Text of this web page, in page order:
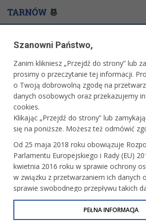
GALERIA - SPORT 2013
Otwarte mistrzostwa
w badmintonie
VII Międzynarodowy
Antoniego Barwińskiego
Finał tarnowskiego
Sportowego
Szanowni Państwo,
Zanim klikniesz „Przejdź do strony” lub
prosimy o przeczytanie tej informacji.
o Twoją dobrowolną zgodę na
danych osobowych oraz przekazujemy
cookies.
Klikając „Przejdź do strony” lub
się na poniższe. Możesz też odmówić
Od 25 maja 2018 roku obowiązuje
Parlamentu Europejskiego i Rady (EU)
kwietnia 2016 roku w sprawie ochrony
w związku z przetwarzaniem ich danych
sprawie swobodnego przepływu takich
uchylenia dyrektywy 95/46/WE
lub Ogólne Rozporządzenie o Ochronie
PEŁNA INFORMACJA